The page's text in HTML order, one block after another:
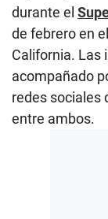
durante el
de febrero en
California. Las
acompañado
redes sociales
entre ambos.